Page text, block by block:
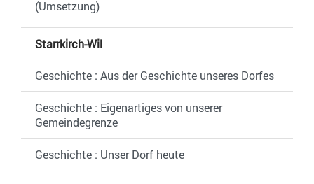
(Umsetzung)
Starrkirch-Wil
Geschichte : Aus der Geschichte unseres Dorfes
Geschichte : Eigenartiges von unserer
Gemeindegrenze
Geschichte : Unser Dorf heute